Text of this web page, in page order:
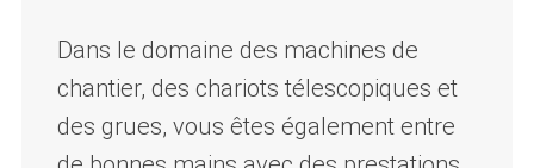
Dans le domaine des machines de
chantier, des chariots télescopiques et
des grues, vous êtes également entre